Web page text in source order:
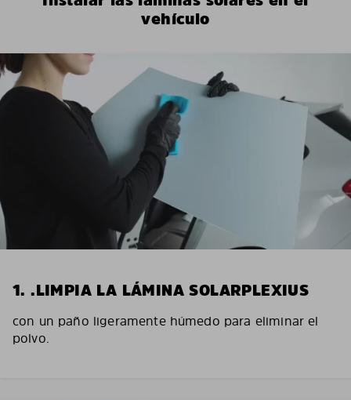
vehículo
1. .LIMPIA LA LÁMINA SOLARPLEXIUS
con un paño ligeramente húmedo para eliminar el
polvo.